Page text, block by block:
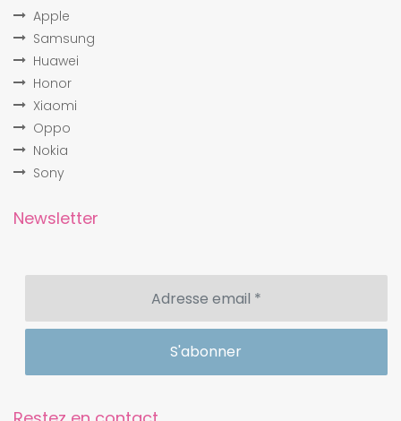
Apple
Samsung
Huawei
Honor
Xiaomi
Oppo
Nokia
Sony
Newsletter